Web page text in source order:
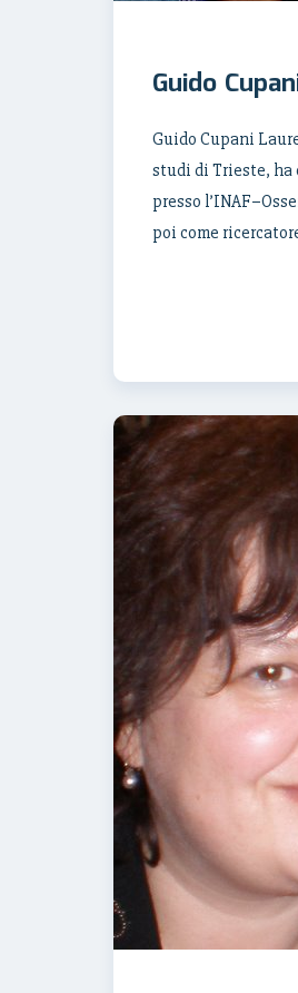
Guido
Guido Cupani
studi di Trieste, ha
presso
poi come